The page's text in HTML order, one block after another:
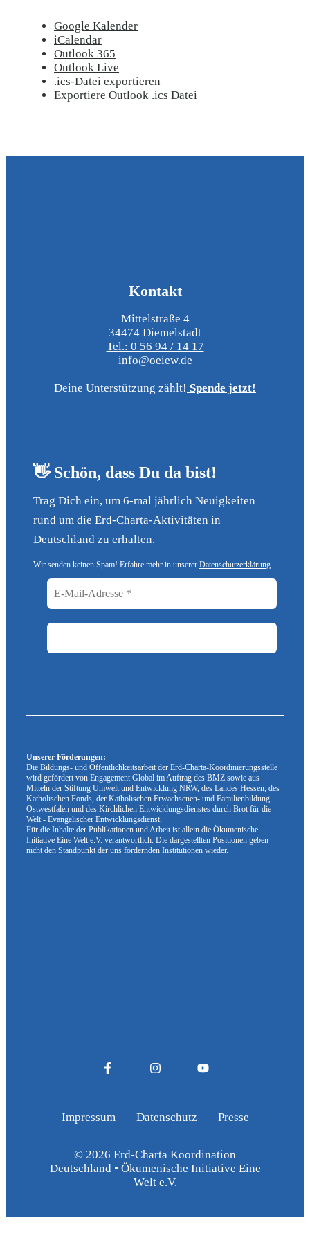
Google Kalender
iCalendar
Outlook 365
Outlook Live
.ics-Datei exportieren
Exportiere Outlook .ics Datei
👋 Schön, dass Du da bist!
Trag Dich ein, um 6-mal jährlich Neuigkeiten
rund um die Erd-Charta-Aktivitäten in
Deutschland zu erhalten.
Wir senden keinen Spam! Erfahre mehr in unserer Datenschutzerklärung.
Kontakt
Mittelstraße 4
34474 Diemelstadt
Tel.: 0 56 94 / 14 17
info@oeiew.de
Deine Unterstützung zählt! Spende jetzt!
Unserer Förderungen:
Die Bildungs- und Öffentlichkeitsarbeit der Erd-Charta-Koordinierungsstelle
wird gefördert von Engagement Global im Auftrag des BMZ sowie aus
Mitteln der Stiftung Umwelt und Entwicklung NRW, des Landes Hessen, des
Katholischen Fonds, der Katholischen Erwachsenen- und Familienbildung
Ostwestfalen und des Kirchlichen Entwicklungsdienstes durch Brot für die
Welt - Evangelischer Entwicklungsdienst.
Für die Inhalte der Publikationen und Arbeit ist allein die Ökumenische
Initiative Eine Welt e.V. verantwortlich. Die dargestellten Positionen geben
nicht den Standpunkt der uns fördernden Institutionen wieder.
Impressum Datenschutz Presse
© 2026 Erd-Charta Koordination
Deutschland • Ökumenische Initiative Eine
Welt e.V.